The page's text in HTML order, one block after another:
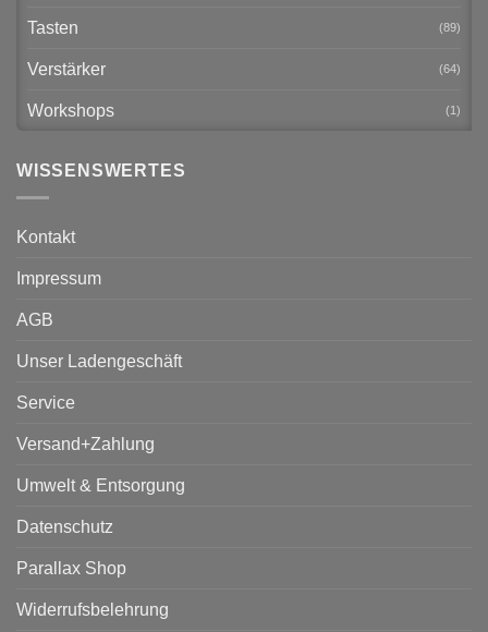
Tasten (89)
Verstärker (64)
Workshops (1)
WISSENSWERTES
Kontakt
Impressum
AGB
Unser Ladengeschäft
Service
Versand+Zahlung
Umwelt & Entsorgung
Datenschutz
Parallax Shop
Widerrufsbelehrung